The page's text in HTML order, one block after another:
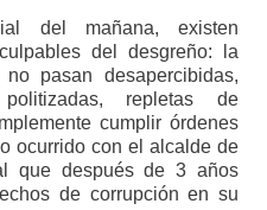
del mañana, existen
del desgreño: la
pasan desapercibidas,
repletas de
cumplir órdenes
ocurrido con el alcalde de
que después de 3 años
de corrupción en su